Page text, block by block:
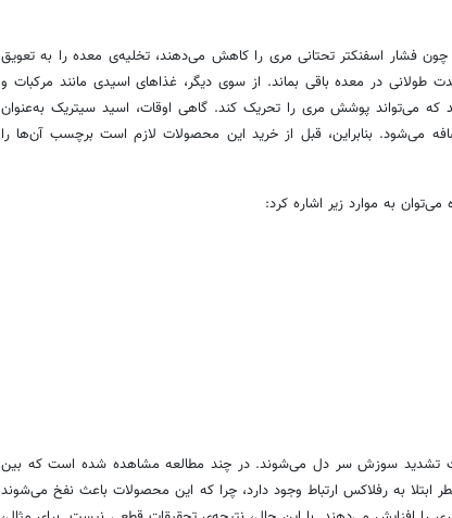
فشار اسفنکتر تحتانی مری را کاهش می‌دهند، تخلیه‌ی معده را به تعویق
طولانی در معده باقی بماند. از سوی دیگر، غذاهای اسیدی مانند مرکبات و
می‌تواند پوشش مری را تحریک کند. گاهی اوقات، اسید سیتریک به‌عنوان
می‌شود. بنابراین، قبل از خرید این محصولات لازم است برچسب آن‌ها را
به موارد زیر اشاره کرد:
تشدید سوزش سر دل می‌شوند. در چند مطالعه مشاهده شده است که بین
ابتلا به رفلاکس ارتباط وجود دارد، چرا که این محصولات باعث نفخ می‌شوند